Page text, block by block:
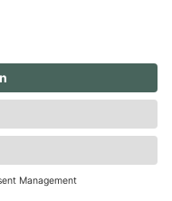
Büro
freuen uns
Anruf oder
Nachricht:
T+49 89-54 80